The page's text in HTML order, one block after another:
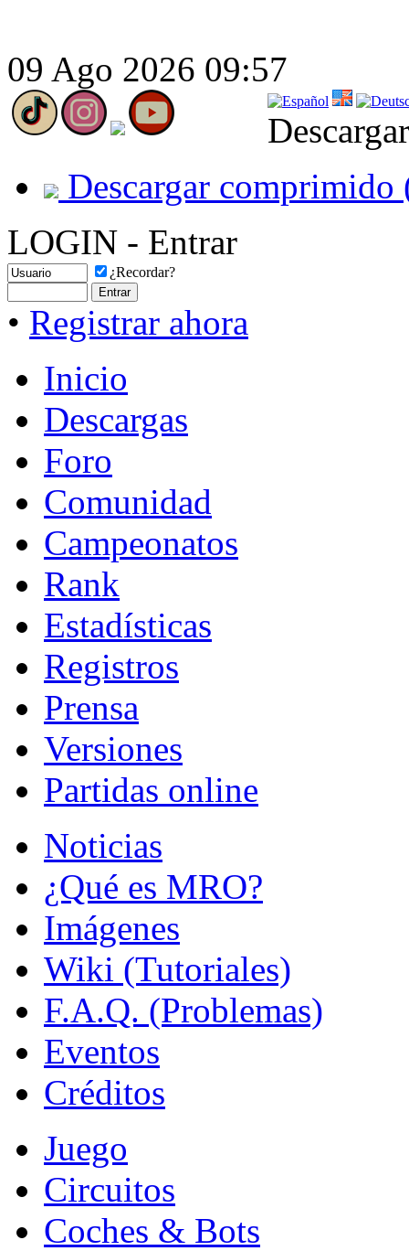
09 Ago 2026 09:57
Descargar comprimido
LOGIN - Entrar
¿Recordar?
• Registrar ahora
Inicio
Descargas
Foro
Comunidad
Campeonatos
Rank
Estadísticas
Registros
Prensa
Versiones
Partidas online
Noticias
¿Qué es MRO?
Imágenes
Wiki (Tutoriales)
F.A.Q. (Problemas)
Eventos
Créditos
Juego
Circuitos
Coches & Bots